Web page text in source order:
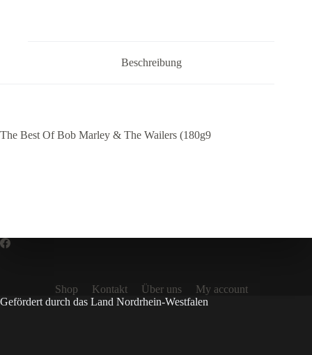
Beschreibung
The Best Of Bob Marley & The Wailers (180g9
Shop Kontakt Über uns
My account
Gefördert durch das Land Nordrhein-Westfalen